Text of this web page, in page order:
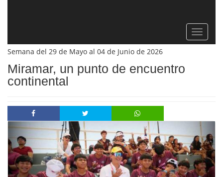
Toggle
Semana del 29 de Mayo al 04 de Junio de 2026
Miramar, un punto de encuentro
continental